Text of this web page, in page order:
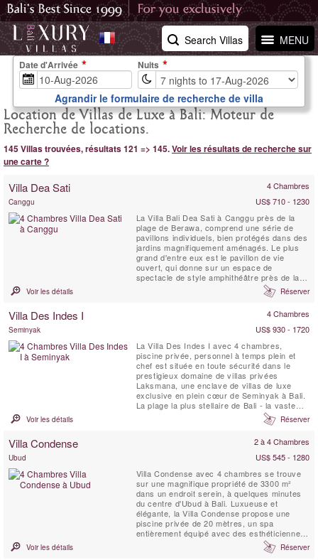
MENU
Search Villas
Location de Villas de Luxe à Bali: Moteur de
Recherche de locations.
145 Villas trouvées, résultats 121 => 145.Voir les résultats de recherche sur
une carte ?
Villa Dea Sati 4 Chambres
Canggu
US$ 710 - 1230
La Villa Bali Dea Sati à Canggu près de la
plage de Berawa, comprend une série de
pavillons individuels, bien protégés dans des
jardins magnifiquement aménagés. Le plus
grand d'entre eux est le pavillon de vie
ouvert, qui donne sur un espace de
spectacle de style amphithéâtre près de la
grande piscine de forme libre. Autour de la
piscine se trouvent quatre pavillons joglo,
bain et terrasse ensoleillée. Parmi ceux-ci
Voir les détails Réserver
Villa Des Indes I 4 Chambres
Seminyak
US$ 930 - 1720
La Villa Des Indes I avec 4 chambres,
piscine privée, personnel à temps plein et
chef est située en toute sécurité dans le
prestigieux domaine de villas privées
Laksmana, une enclave de villas de luxe
exclusive en plein cœur de Seminyak à Bali.
La plage la plus stellaire de Bali - la vaste
étendue de la plage de Petitenget est à
seulement cinq minutes à pied. La plupart
l'île sont à quelques pas, notamment Ku De
Voir les détails Réserver
Villa Condense 2 à 4 Chambres
Ubud
US$ 545 - 1280
Villa Condense avec 4 chambres se trouve
sur une magnifique propriété de 3300 m²
dans un endroit serein, à quelques minutes
du centre d'Ubud à Bali. Luxueuse et
élégante, la Villa Condense propose une
piscine privée de 20 mètres, un spa
entièrement équipé avec des esthéticiennes
qualifiées, un chef et un personnel à temps
plein. Cette villa privée de style moderne est
Voir les détails Réserver
Date d'Arrivée Nuits
Agrandir le formulaire de recherche de villa